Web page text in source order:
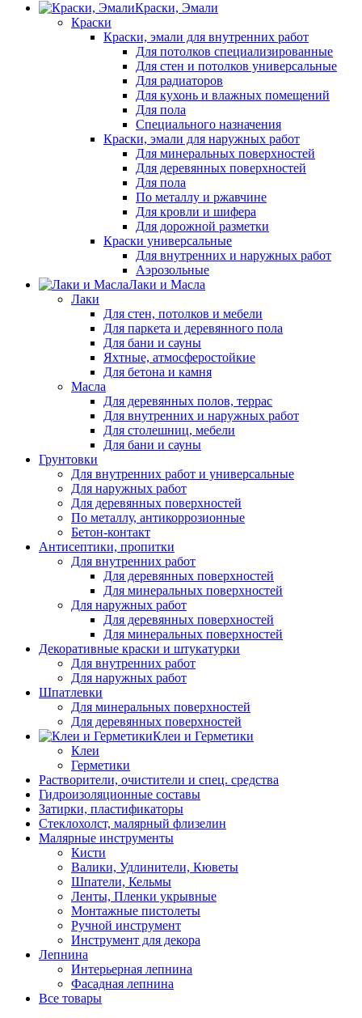
Краски, Эмали
Краски
Краски, эмали для внутренних работ
Для потолков специализированные
Для стен и потолков универсальные
Для радиаторов
Для кухонь и влажных помещений
Для пола
Специального назначения
Краски, эмали для наружных работ
Для минеральных поверхностей
Для деревянных поверхностей
Для пола
По металлу и ржавчине
Для кровли и шифера
Для дорожной разметки
Краски универсальные
Для внутренних и наружных работ
Аэрозольные
Лаки и Масла
Лаки
Для стен, потолков и мебели
Для паркета и деревянного пола
Для бани и сауны
Яхтные, атмосферостойкие
Для бетона и камня
Масла
Для деревянных полов, террас
Для внутренних и наружных работ
Для столешниц, мебели
Для бани и сауны
Грунтовки
Для внутренних работ и универсальные
Для наружных работ
Для деревянных поверхностей
По металлу, антикоррозионные
Бетон-контакт
Антисептики, пропитки
Для внутренних работ
Для деревянных поверхностей
Для минеральных поверхностей
Для наружных работ
Для деревянных поверхностей
Для минеральных поверхностей
Декоративные краски и штукатурки
Для внутренних работ
Для наружных работ
Шпатлевки
Для минеральных поверхностей
Для деревянных поверхностей
Клеи и Герметики
Клеи
Герметики
Растворители, очистители и спец. средства
Гидроизоляционные составы
Затирки, пластификаторы
Стеклохолст, малярный флизелин
Малярные инструменты
Кисти
Валики, Удлинители, Кюветы
Шпатели, Кельмы
Ленты, Пленки укрывные
Монтажные пистолеты
Ручной инструмент
Инструмент для декора
Лепнина
Интерьерная лепнина
Фасадная лепнина
Все товары